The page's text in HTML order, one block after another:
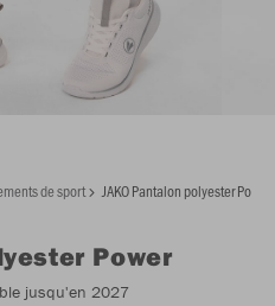
de sport JAKO Pantalon polyester Power
Power
jusqu'en 2027